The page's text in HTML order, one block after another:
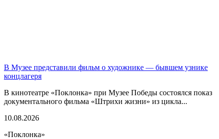
В Музее представили фильм о художнике — бывшем узнике
концлагеря
В кинотеатре «Поклонка» при Музее Победы состоялся показ
документального фильма «Штрихи жизни» из цикла...
10.08.2026
«Поклонка»